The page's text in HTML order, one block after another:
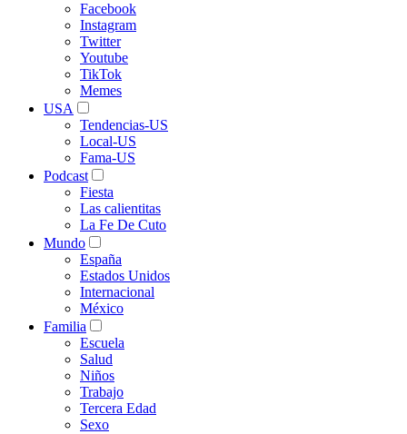
Facebook
Instagram
Twitter
Youtube
TikTok
Memes
USA
Tendencias-US
Local-US
Fama-US
Podcast
Fiesta
Las calientitas
La Fe De Cuto
Mundo
España
Estados Unidos
Internacional
México
Familia
Escuela
Salud
Niños
Trabajo
Tercera Edad
Sexo